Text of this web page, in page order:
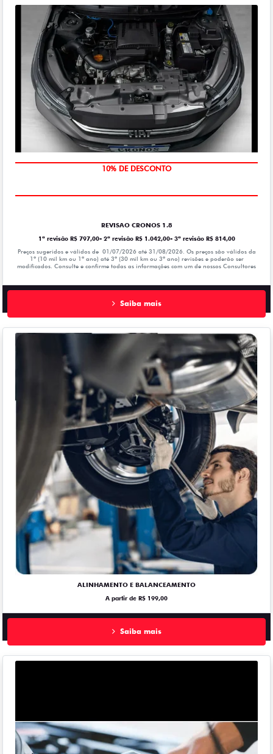
REVISAO CRONOS 1.8
1ª revisão R$ 797,00- 2ª revisão R$ 1.042,00- 3ª revisão R$ 814,00
Preços sugeridos e válidos de 01/07/2026 até 31/08/2026. Os preços são válidos da
1º (10 mil km ou 1ª ano) até 3º (30 mil km ou 3º ano) revisões e poderão ser
modificados. Consulte e confirme todas as informações com um de nossos Consultores
Saiba mais
ALINHAMENTO E BALANCEAMENTO
A partir de R$ 199,00
Saiba mais